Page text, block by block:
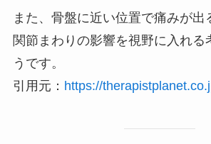
また、骨盤に近い位置で痛みが出
関節まわりの影響を視野に入れる
うです。
引用元： https://